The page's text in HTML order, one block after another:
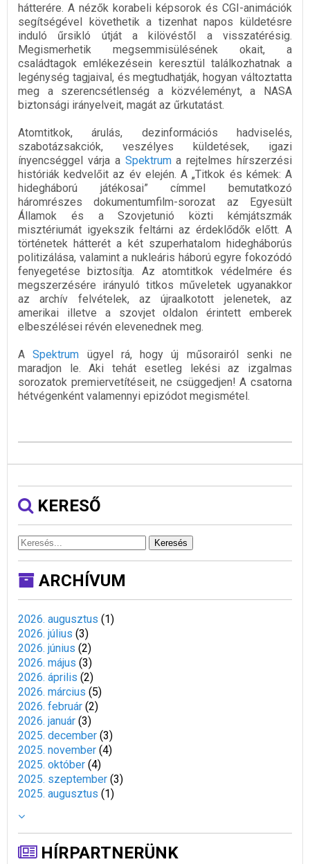
hátterére. A nézők korabeli képsorok és CGI-animációk
segítségével követhetik a tizenhat napos küldetésre
induló űrsikló útját a kilövéstől a visszatérésig.
Megismerhetik megsemmisülésének okait, a
családtagok emlékezésein keresztül találkozhatnak a
legénység tagjaival, és megtudhatják, hogyan változtatta
meg a szerencsétlenség a közvéleményt, a NASA
biztonsági irányelveit, magát az űrkutatást.
Atomtitkok, árulás, dezinformációs hadviselés,
szabotázsakciók, veszélyes küldetések, igazi
ínyencséggel várja a Spektruma rejtelmes hírszerzési
históriák kedvelőit az év elején. A „Titkok és kémek: A
hidegháború játékosai” címmel bemutatkozó
háromrészes dokumentumfilm-sorozat az Egyesült
Államok és a Szovjetunió közti kémjátszmák
misztériumát igyekszik feltárni az érdeklődők előtt. A
történetek hátterét a két szuperhatalom hidegháborús
politizálása, valamint a nukleáris háború egyre fokozódó
fenyegetése biztosítja. Az atomtitkok védelmére és
megszerzésére irányuló titkos műveletek ugyanakkor
az archív felvételek, az újraalkotott jelenetek, az
amerikai illetve a szovjet oldalon érintett emberek
elbeszélései révén elevenednek meg.
ASpektrum ügyel rá, hogy új műsorairól senki ne
maradjon le. Aki tehát esetleg lekési az izgalmas
sorozatok premiervetítéseit, ne csüggedjen! A csatorna
hétvégenként valamennyi epizódot megismétel.
KERESŐ
Keresés
ARCHÍVUM
2026. augusztus (1)
2026. július (3)
2026. június (2)
2026. május (3)
2026. április (2)
2026. március (5)
2026. február (2)
2026. január (3)
2025. december (3)
2025. november (4)
2025. október (4)
2025. szeptember (3)
2025. augusztus (1)
HÍRPARTNERÜNK